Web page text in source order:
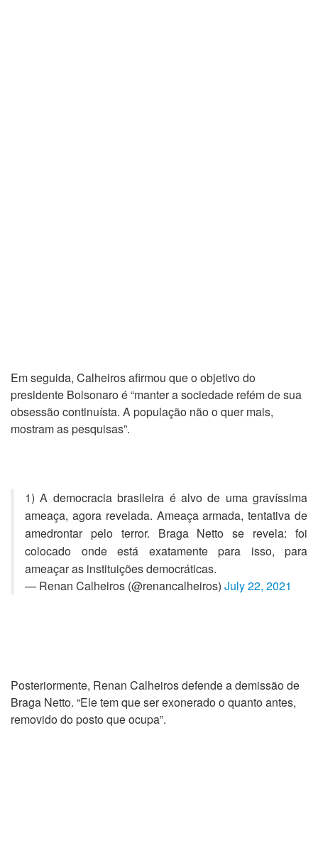
Em seguida, Calheiros afirmou que o objetivo do
presidente Bolsonaro é “manter a sociedade refém de sua
obsessão continuísta. A população não o quer mais,
mostram as pesquisas”.
1) A democracia brasileira é alvo de uma gravíssima
ameaça, agora revelada. Ameaça armada, tentativa de
amedrontar pelo terror. Braga Netto se revela: foi
colocado onde está exatamente para isso, para
ameaçar as instituições democráticas.
— Renan Calheiros (@renancalheiros) July 22, 2021
Posteriormente, Renan Calheiros defende a demissão de
Braga Netto. “Ele tem que ser exonerado o quanto antes,
removido do posto que ocupa”.